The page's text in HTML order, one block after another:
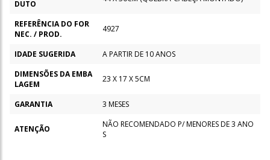
DUTO
REFERÊNCIA DO FOR
NEC. / PROD.
4927
IDADE SUGERIDA
A PARTIR DE 10 ANOS
DIMENSÕES DA EMBA
LAGEM
23 X 17 X 5CM
GARANTIA 3 MESES
ATENÇÃO
NÃO RECOMENDADO P/ MENORES DE 3 ANO
S